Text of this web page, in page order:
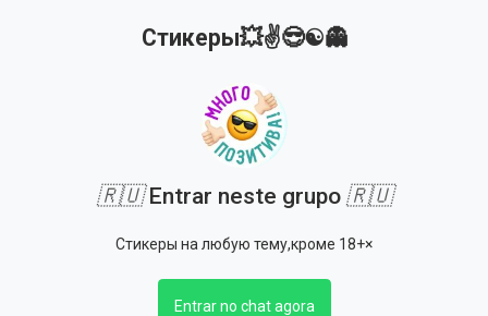
Стикеры💥✌️😎☯️👻
🇷🇺Entrar neste grupo 🇷🇺
Стикеры на любую тему,кроме 18+×
Entrar no chat agora